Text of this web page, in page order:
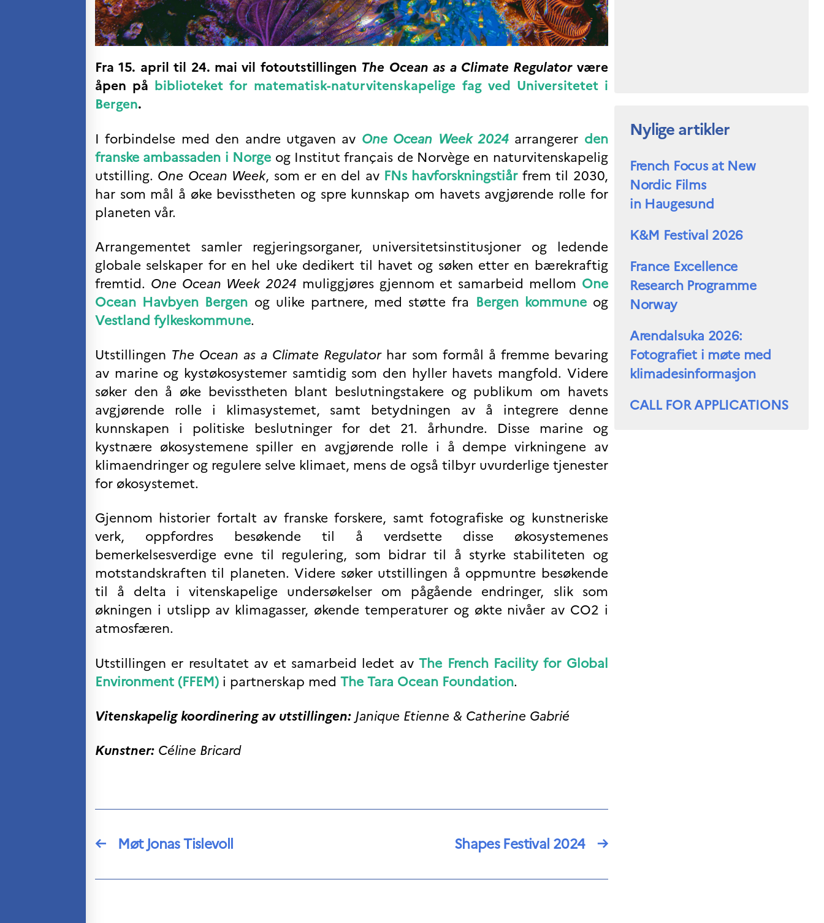
Kurs og seminarer
Pedagogiske ressurser
UNIVERSITETER
Høyere utdanning og
postdoktorstillinger
Studere i Frankrike
Campus France Norge på reise i
Frankrike
Doktorgrader og
postdoktorstillinger i
Frankrike
Studiestipender
French+Gastronomy and
French+Hospitality
Testimonials
For institusjoner
France Alumni
VITENSKAP OG
FORSKNING
Cooperation
programs
PHC Aurora
Åsgard Horizon
Stipender
Arctic Frontiers
FINA Award
France Excellence Research
Programme Norway
Arrangementer
Science Night
Science and Innovation
SEPTENTRIONALES
Søk
etter:
Fra 15. april til 24. mai vil fotoutstillingen The Ocean as a Climate Regulatorvære
åpen på biblioteket for matematisk-naturvitenskapelige fag ved Universitetet i
Bergen.
I forbindelse med den andre utgaven av One Ocean Week 2024 arrangerer den
franske ambassaden i Norge og Institut français de Norvège en naturvitenskapelig
utstilling. One Ocean Week, som er en del av FNs havforskningstiårfrem til 2030,
har som mål å øke bevisstheten og spre kunnskap om havets avgjørende rolle for
planeten vår.
Arrangementet samler regjeringsorganer, universitetsinstitusjoner og ledende
globale selskaper for en hel uke dedikert til havet og søken etter en bærekraftig
fremtid. One Ocean Week 2024 muliggjøres gjennom et samarbeid mellom One
Ocean Havbyen Bergen og ulike partnere, med støtte fra Bergen kommuneog
Vestland fylkeskommune.
Utstillingen The Ocean as a Climate Regulatorhar som formål å fremme bevaring
av marine og kystøkosystemer samtidig som den hyller havets mangfold. Videre
søker den å øke bevisstheten blant beslutningstakere og publikum om havets
avgjørende rolle i klimasystemet, samt betydningen av å integrere denne
kunnskapen i politiske beslutninger for det 21. århundre. Disse marine og
kystnære økosystemene spiller en avgjørende rolle i å dempe virkningene av
klimaendringer og regulere selve klimaet, mens de også tilbyr uvurderlige tjenester
for økosystemet.
Gjennom historier fortalt av franske forskere, samt fotografiske og kunstneriske
verk, oppfordres besøkende til å verdsette disse økosystemenes
bemerkelsesverdige evne til regulering, som bidrar til å styrke stabiliteten og
motstandskraften til planeten. Videre søker utstillingen å oppmuntre besøkende
til å delta i vitenskapelige undersøkelser om pågående endringer, slik som
økningen i utslipp av klimagasser, økende temperaturer og økte nivåer av CO2 i
atmosfæren.
Utstillingen er resultatet av et samarbeid ledet avThe French Facility for Global
Environment (FFEM) i partnerskap med The Tara Ocean Foundation.
Vitenskapelig koordinering av utstillingen: Janique Etienne & Catherine Gabrié
Kunstner: Céline Bricard
← Møt Jonas Tislevoll →
Shapes Festival 2024
Nylige artikler
French Focus at New
Nordic Films
in Haugesund
K&M Festival 2026
France Excellence
Research Programme
Norway
Arendalsuka 2026:
Fotografiet i møte med
klimadesinformasjon
CALL FOR APPLICATIONS